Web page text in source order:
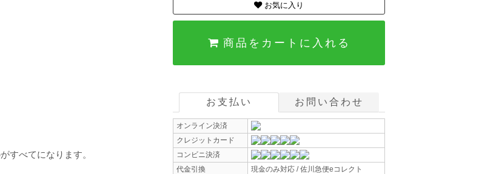
すべてになります。
お気に入り
商品をカートに入れる
お支払い お問い合わせ
オンライン決済
クレジットカード
コンビニ決済
代金引換
現金のみ対応 / 佐川急便eコレクト